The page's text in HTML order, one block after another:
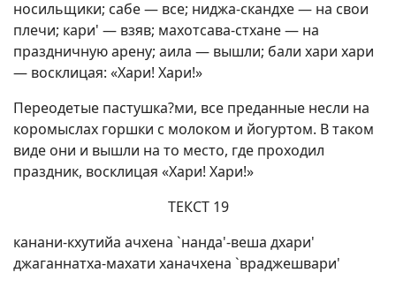
носильщики; сабе — все; ниджа-скандхе — на свои
плечи; кари' — взяв; махотсава-стхане — на
праздничную арену; аила — вышли; бали хари хари
— восклицая: «Хари! Хари!»
Переодетые пастушка?ми, все преданные несли на
коромыслах горшки с молоком и йогуртом. В таком
виде они и вышли на то место, где проходил
праздник, восклицая «Хари! Хари!»
ТЕКСТ 19
канани-кхутийа ачхена `нанда'-веша дхари'
джаганнатха-махати ханачхена `враджешвари'